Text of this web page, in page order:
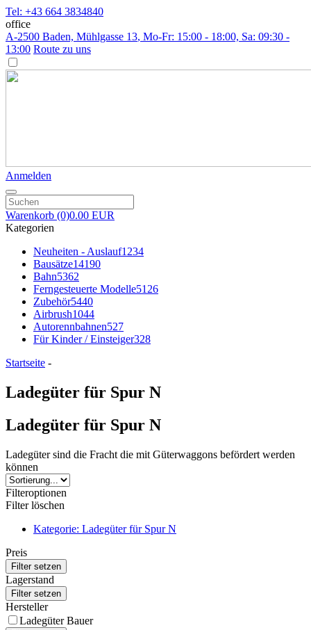
Tel: +43 664 3834840
office
A-2500 Baden, Mühlgasse 13, Mo-Fr: 15:00 - 18:00, Sa: 09:30 -
13:00 Route zu uns
Anmelden
Warenkorb (0)0.00 EUR
Kategorien
Neuheiten - Auslauf1234
Bausätze14190
Bahn5362
Ferngesteuerte Modelle5126
Zubehör5440
Airbrush1044
Autorennbahnen527
Für Kinder / Einsteiger328
Startseite -
Ladegüter für Spur N
Ladegüter für Spur N
Ladegüter sind die Fracht die mit Güterwaggons befördert werden
können
Filteroptionen
Filter löschen
Kategorie: Ladegüter für Spur N
Preis
Lagerstand
Hersteller
Ladegüter Bauer